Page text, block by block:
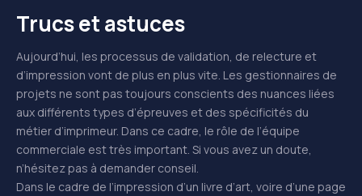
Trucs et astuces
Aujourd’hui, les processus de validation, de relecture et
d’impression vont de plus en plus vite. Les gestionnaires de
projets ne sont pas toujours conscients des nuances liées
aux différents types d’épreuves et des spécificités du
métier d’imprimeur. Dans ce cadre, le rôle de l’équipe
commerciale est très important. Si vous avez un doute,
n’hésitez pas à demander conseil.
Dans le cadre de l’impression d’un livre d’art, voire d’une page